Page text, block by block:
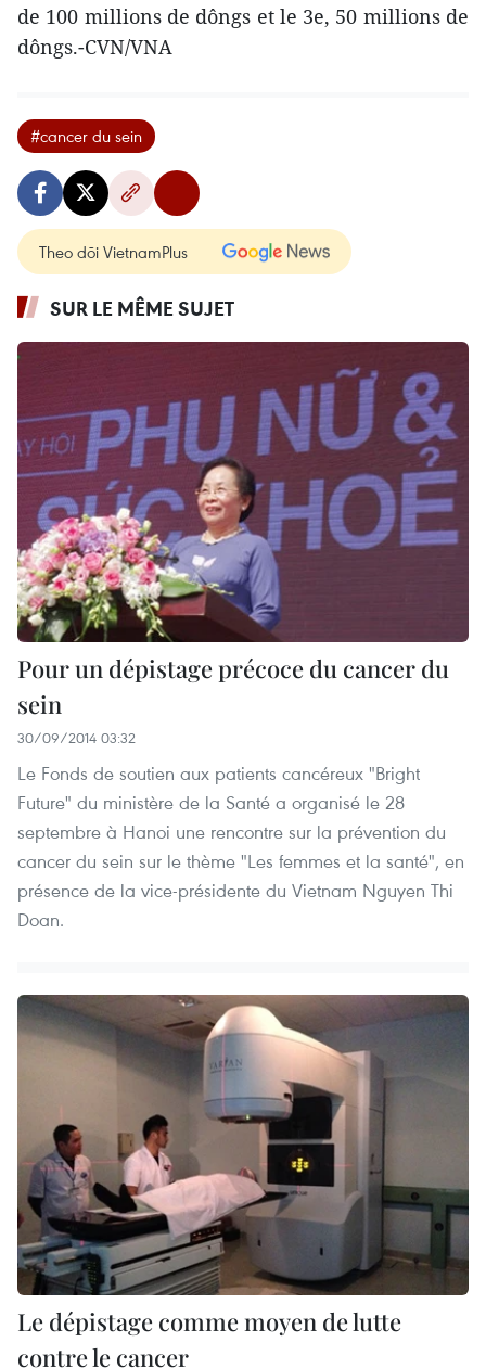
de 100 millions de dôngs et le 3e, 50 millions de
dôngs.-CVN/VNA
#cancer du sein
Theo dõi VietnamPlus
SUR LE MÊME SUJET
Pour un dépistage précoce du cancer du
sein
30/09/2014 03:32
Le Fonds de soutien aux patients cancéreux "Bright
Future" du ministère de la Santé a organisé le 28
septembre à Hanoi une rencontre sur la prévention du
cancer du sein sur le thème "Les femmes et la santé", en
présence de la vice-présidente du Vietnam Nguyen Thi
Doan.
Le dépistage comme moyen de lutte
contre le cancer